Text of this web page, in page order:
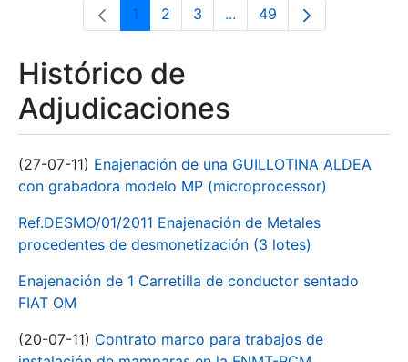
Página
1 Página
2 Página
3 ...Páginas intermedias Use
Página
49
Histórico de
Adjudicaciones
(27-07-11) Enajenación de una GUILLOTINA ALDEA
con grabadora modelo MP (microprocessor)
Ref.DESMO/01/2011 Enajenación de Metales
procedentes de desmonetización (3 lotes)
Enajenación de 1 Carretilla de conductor sentado
FIAT OM
(20-07-11) Contrato marco para trabajos de